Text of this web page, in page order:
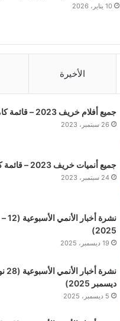
10 يناير، 2026
الأخيرة
جميع أفلام خريف 2023 – قائمة كاملة
26 سبتمبر، 2023
جميع أنميات خريف 2023 – قائمة كاملة
24 سبتمبر، 2023
2025)
19 ديسمبر، 2025
ديسمبر 2025)
5 ديسمبر، 2025